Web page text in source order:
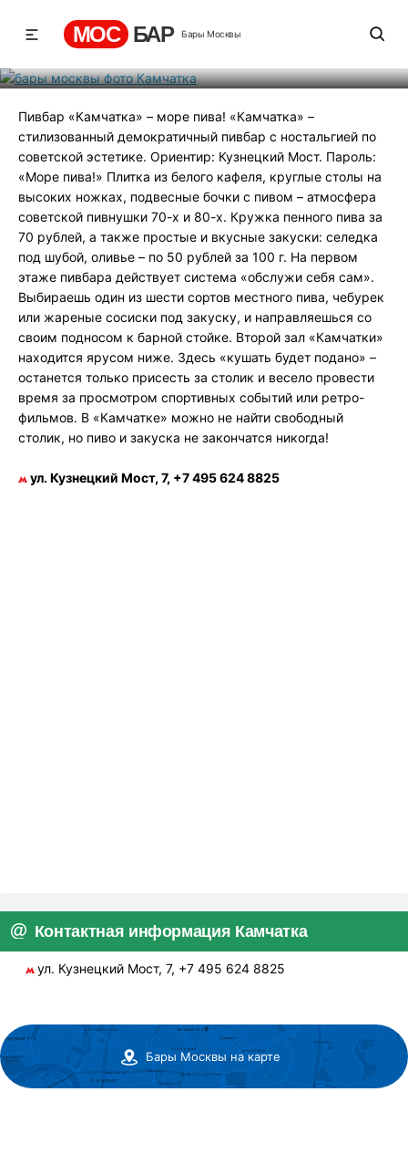
МОС БАР Бары Москвы
Пивбар «Камчатка» – море пива! «Камчатка» –
стилизованный демократичный пивбар с ностальгией по
советской эстетике. Ориентир: Кузнецкий Мост. Пароль:
«Море пива!» Плитка из белого кафеля, круглые столы на
высоких ножках, подвесные бочки с пивом – атмосфера
советской пивнушки 70-х и 80-х. Кружка пенного пива за
70 рублей, а также простые и вкусные закуски: селедка
под шубой, оливье – по 50 рублей за 100 г. На первом
этаже пивбара действует система «обслужи себя сам».
Выбираешь один из шести сортов местного пива, чебурек
или жареные сосиски под закуску, и направляешься со
своим подносом к барной стойке. Второй зал «Камчатки»
находится ярусом ниже. Здесь «кушать будет подано» –
останется только присесть за столик и весело провести
время за просмотром спортивных событий или ретро-
фильмов. В «Камчатке» можно не найти свободный
столик, но пиво и закуска не закончатся никогда!
ул. Кузнецкий Мост, 7, +7 495 624 8825
Контактная информация Камчатка
ул. Кузнецкий Мост, 7, +7 495 624 8825
Бары Москвы на карте